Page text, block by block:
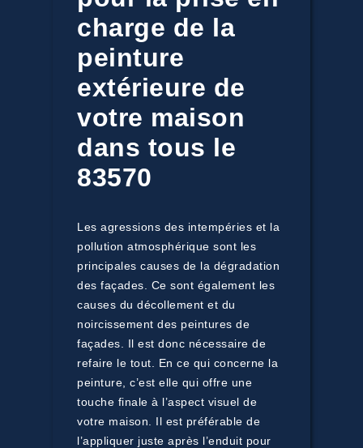
charge de la
peinture
extérieure de
votre maison
dans tous le
83570
Les agressions des intempéries et la
pollution atmosphérique sont les
principales causes de la dégradation
des façades. Ce sont également les
causes du décollement et du
noircissement des peintures de
façades. Il est donc nécessaire de
refaire le tout. En ce qui concerne la
peinture, c’est elle qui offre une
touche finale à l’aspect visuel de
votre maison. Il est préférable de
l’appliquer juste après l’enduit pour